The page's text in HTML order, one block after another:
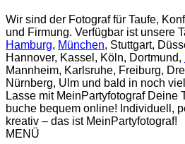
Wir sind der Fotograf für Taufe,
und Firmung. Verfügbar ist unsere
Hamburg, München, Stuttgart,
Hannover, Kassel, Köln, Dortmund,
Mannheim, Karlsruhe, Freiburg,
Nürnberg, Ulm und bald in noch
Lasse mit MeinPartyfotograf Deine
buche bequem online! Individuell,
kreativ – das ist MeinPartyfotograf!
MENÜ